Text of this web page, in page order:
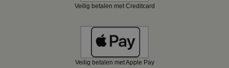
Veilig betalen met Creditcard
Veilig betalen met Apple Pay